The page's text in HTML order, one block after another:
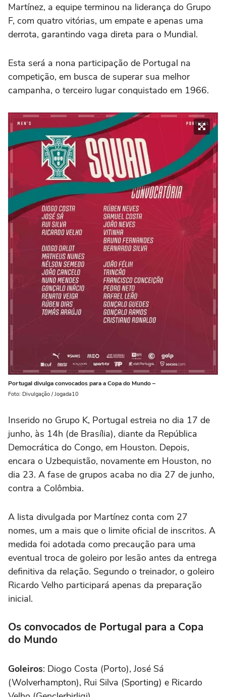
Martínez, a equipe terminou na liderança do Grupo
F, com quatro vitórias, um empate e apenas uma
derrota, garantindo vaga direta para o Mundial.
Esta será a nona participação de Portugal na
competição, em busca de superar sua melhor
campanha, o terceiro lugar conquistado em 1966.
Portugal divulga convocados para a Copa do Mundo –
Foto: Divulgação / Jogada10
Inserido no Grupo K, Portugal estreia no dia 17 de
junho, às 14h (de Brasília), diante da República
Democrática do Congo, em Houston. Depois,
encara o Uzbequistão, novamente em Houston, no
dia 23. A fase de grupos acaba no dia 27 de junho,
contra a Colômbia.
A lista divulgada por Martínez conta com 27
nomes, um a mais que o limite oficial de inscritos. A
medida foi adotada como precaução para uma
eventual troca de goleiro por lesão antes da entrega
definitiva da relação. Segundo o treinador, o goleiro
Ricardo Velho participará apenas da preparação
inicial.
Os convocados de Portugal para a Copa
do Mundo
Goleiros: Diogo Costa (Porto), José Sá
(Wolverhampton), Rui Silva (Sporting) e Ricardo